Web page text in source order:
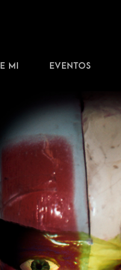
MI EVENTOS